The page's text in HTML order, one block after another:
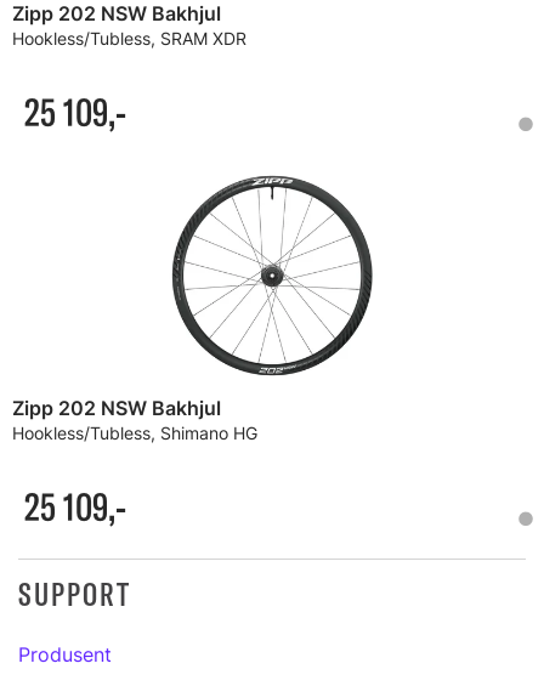
Zipp 202 NSW Bakhjul
Hookless/Tubless, SRAM XDR
25 109,-
Zipp 202 NSW Bakhjul
Hookless/Tubless, Shimano HG
25 109,-
SUPPORT
Produsent